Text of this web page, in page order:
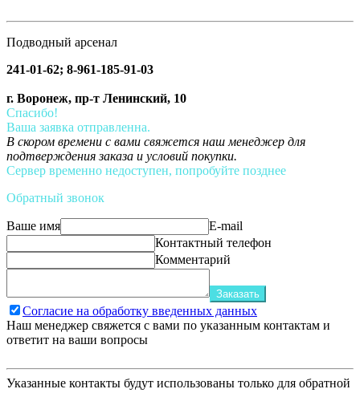
Подводный арсенал
241-01-62; 8-961-185-91-03
г. Воронеж, пр-т Ленинский, 10
Спасибо!
Ваша заявка отправленна.
В скором времени с вами свяжется наш менеджер для
подтверждения заказа и условий покупки.
Сервер временно недоступен, попробуйте позднее
Обратный звонок
Ваше имя
E-mail
Контактный телефон
Комментарий
Заказать
Согласие на обработку введенных данных
Наш менеджер свяжется с вами по указанным контактам и
ответит на ваши вопросы
Указанные контакты будут использованы только для обратной